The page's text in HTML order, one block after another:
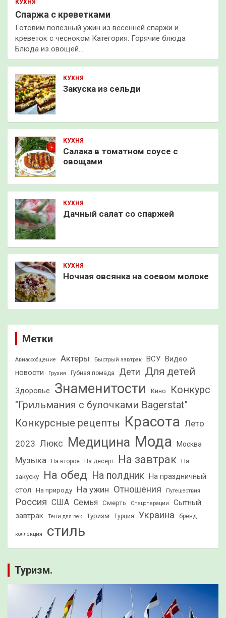
КУХНЯ
Спаржа с креветками
Готовим полезный ужин из весенней спаржи и
креветок с чесноком Категория: Горячие блюда
Блюда из овощей…
КУХНЯ
Закуска из сельди
КУХНЯ
Салака в томатном соусе с
овощами
КУХНЯ
Дачный салат со спаржей
КУХНЯ
Ночная овсянка на соевом молоке
Метки
Авиасообщение Актеры Быстрый завтрак ВСУ Видео
новости
Грузия Губная помада Дети Для детей
Здоровье Знаменитости Кино
Конкурс
"Грильмания с булочками Bagerstat"
Конкурсные рецепты Красота Лето
2023 Люкс Медицина Мода Москва
Музыка На второе На десерт На завтрак На
закуску На обед На полдник На праздничный
стол
На природу На ужин Отношения Путешествия
Россия США Семья Смерть Спецоперации
Сытный
завтрак
Тени для век Туризм Турция Украина бренд
коллекция стиль
Туризм.